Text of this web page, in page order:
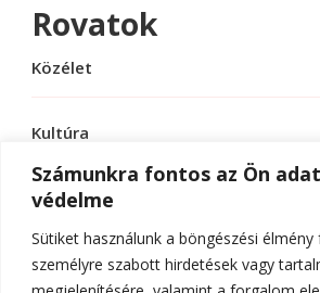
Számunkra fontos az Ön
védelme
Sütiket használunk a böngészési élmény
személyre szabott hirdetések vagy
Rovatok
Közélet
Kultúra
Sport
Tudomány